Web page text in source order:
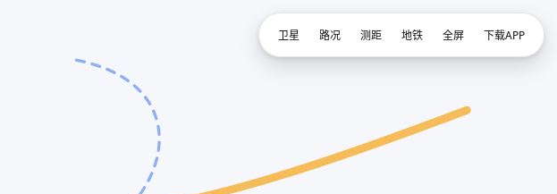
卫星 路况 测距 地铁 全屏 下载APP